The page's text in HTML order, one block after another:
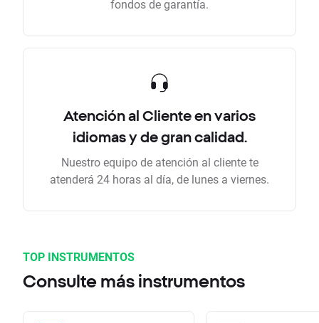
fondos de garantía.
Atención al Cliente en varios
idiomas y de gran calidad.
Nuestro equipo de atención al cliente te
atenderá 24 horas al día, de lunes a viernes.
TOP INSTRUMENTOS
Consulte más instrumentos